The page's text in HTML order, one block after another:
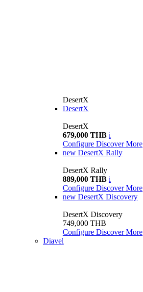
DesertX
DesertX
DesertX
679,000 THB i
Configure Discover More
new DesertX Rally
DesertX Rally
889,000 THB i
Configure Discover More
new DesertX Discovery
DesertX Discovery
749,000 THB
Configure Discover More
Diavel